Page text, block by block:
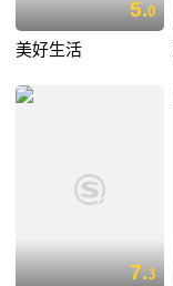
5.0
美好生活
7.3